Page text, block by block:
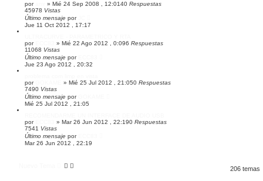
por
» Mié 24 Sep 2008 , 12:0140 Respuestas
45978 Vistas
Último mensaje por
Jue 11 Oct 2012 , 17:17
por
» Mié 22 Ago 2012 , 0:096 Respuestas
11068 Vistas
Último mensaje por
Jue 23 Ago 2012 , 20:32
por
» Mié 25 Jul 2012 , 21:050 Respuestas
7490 Vistas
Último mensaje por
Mié 25 Jul 2012 , 21:05
por
» Mar 26 Jun 2012 , 22:190 Respuestas
7541 Vistas
Último mensaje por
Mar 26 Jun 2012 , 22:19
206 temas